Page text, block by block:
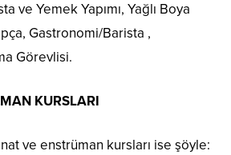
ve Yemek Yapımı, Yağlı Boya
Gastronomi/Barista ,
Görevlisi.
KURSLARI
ve enstrüman kursları ise şöyle: